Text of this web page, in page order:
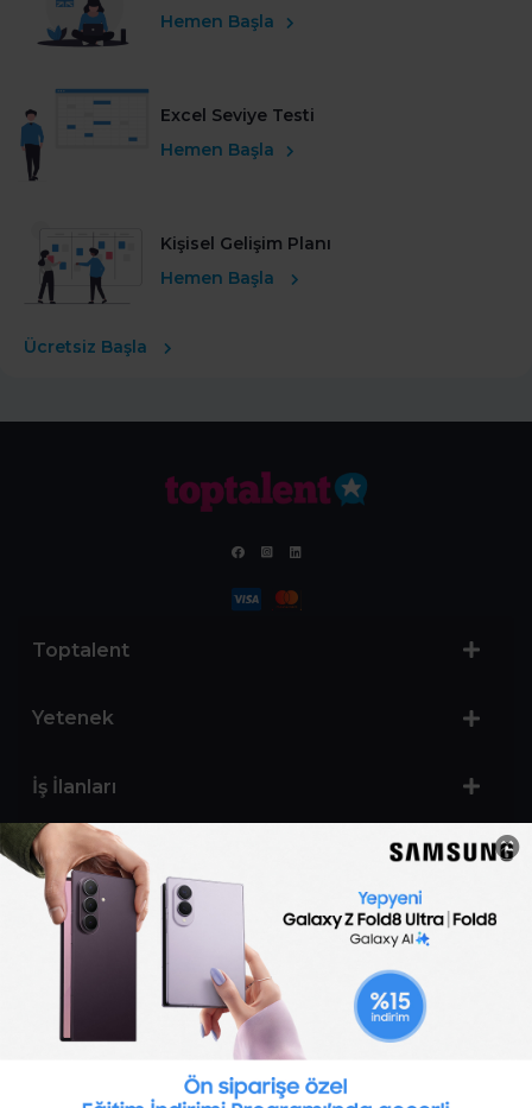
Hemen Başla
Excel Seviye Testi
Hemen Başla
Kişisel Gelişim Planı
Hemen Başla
Ücretsiz Başla
Toptalent
Yetenek
İş İlanları
Sertifika Programları
Yetenek Testleri